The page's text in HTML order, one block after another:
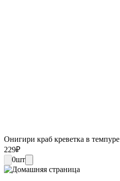
Онигири краб креветка в темпуре
229₽
0шт